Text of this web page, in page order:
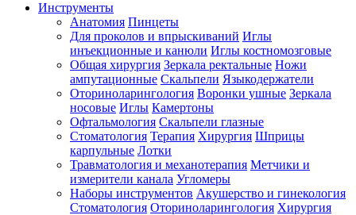
Инструменты
Анатомия Пинцеты
Для проколов и впрыскиваний Иглы
инъекционные и канюли Иглы костномозговые
Общая хирургия Зеркала ректальные Ножи
ампутационные Скальпели Языкодержатели
Оториноларингология Воронки ушные Зеркала
носовые Иглы Камертоны
Офтальмология Скальпели глазные
Стоматология Терапия Хирургия Шприцы
карпульные Лотки
Травматология и механотерапия Метчики и
измерители канала Угломеры
Наборы инструментов Акушерство и гинекология
Стоматология Оториноларингология Хирургия